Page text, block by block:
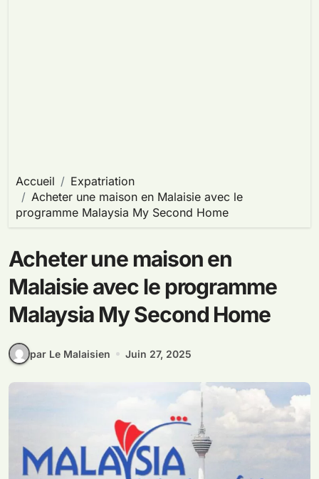
Accueil
Expatriation
Acheter une maison en Malaisie avec le
programme Malaysia My Second Home
Acheter une maison en
Malaisie avec le programme
Malaysia My Second Home
par Le Malaisien Juin 27, 2025